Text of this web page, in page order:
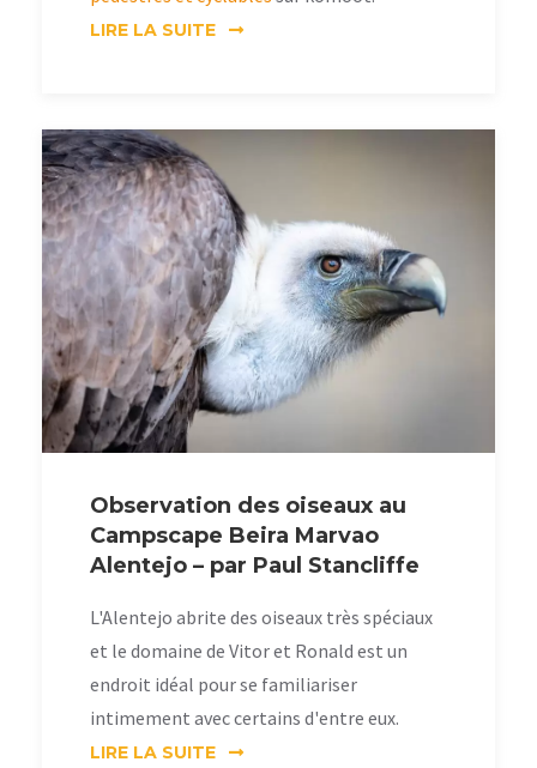
LIRE LA SUITE
Observation des oiseaux au
Campscape Beira Marvao
Alentejo – par Paul Stancliffe
L'Alentejo abrite des oiseaux très spéciaux
et le domaine de Vitor et Ronald est un
endroit idéal pour se familiariser
intimement avec certains d'entre eux.
LIRE LA SUITE